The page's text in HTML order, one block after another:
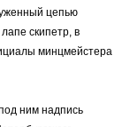
цепью
скипетр, в
минцмейстера
ним надпись